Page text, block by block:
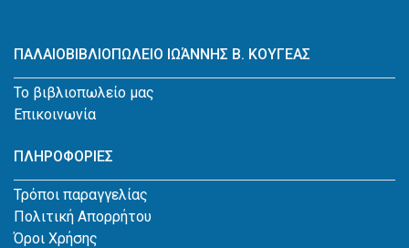
ΠΑΛΑΙΟΒΙΒΛΙΟΠΩΛΕΙΟ ΙΩΆΝΝΗΣ Β. ΚΟΥΓΕΑΣ
Το βιβλιοπωλείο μας
Επικοινωνία
ΠΛΗΡΟΦΟΡΙΕΣ
Τρόποι παραγγελίας
Πολιτική Απορρήτου
Όροι Χρήσης